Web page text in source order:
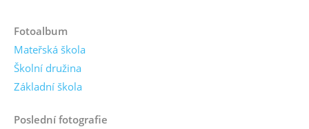
Fotoalbum
Mateřská škola
Školní družina
Základní škola
Poslední fotografie